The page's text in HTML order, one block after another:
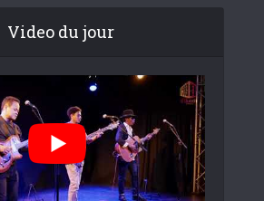
Video du jour